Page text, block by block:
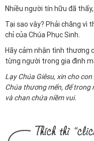
Nhiều người tín hữu đã
Tại sao vây? Phải chăng vì
chỉ của Chúa Phục Sinh.
Hãy cảm nhận tình thương
từng người trong gia đình
Lạy Chúa Giêsu, xin cho
Chúa thương mến, để trong
và chan chứa niềm vui.